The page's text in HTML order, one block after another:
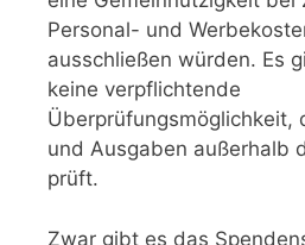
Personal- und
ausschließen würden. Es
keine verpflichtende
Überprüfungsmöglichkeit,
und Ausgaben außerhalb
prüft.
Zwar gibt es das